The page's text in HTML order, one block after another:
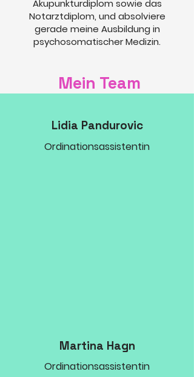
Akupunkturdiplom sowie das
Notarztdiplom, und absolviere
gerade meine Ausbildung in
psychosomatischer Medizin.
Mein Team
Lidia Pandurovic
Ordinationsassistentin
Martina Hagn
Ordinationsassistentin